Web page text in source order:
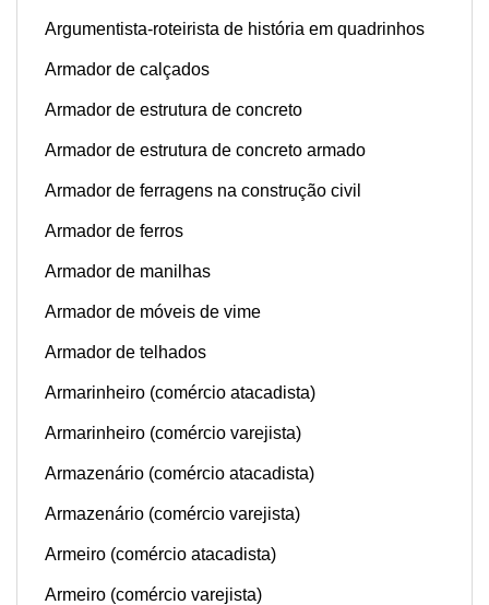
Argumentista-roteirista de história em quadrinhos
Armador de calçados
Armador de estrutura de concreto
Armador de estrutura de concreto armado
Armador de ferragens na construção civil
Armador de ferros
Armador de manilhas
Armador de móveis de vime
Armador de telhados
Armarinheiro (comércio atacadista)
Armarinheiro (comércio varejista)
Armazenário (comércio atacadista)
Armazenário (comércio varejista)
Armeiro (comércio atacadista)
Armeiro (comércio varejista)